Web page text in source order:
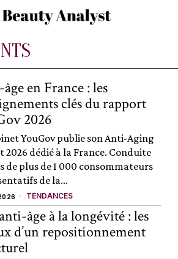
en France : les
clés du rapport
2026
YouGov publie son Anti-Aging
2026 dédié à la France. Conduite
de plus de 1 000 consommateurs
de la...
TENDANCES
âge à la longévité : les
d’un repositionnement